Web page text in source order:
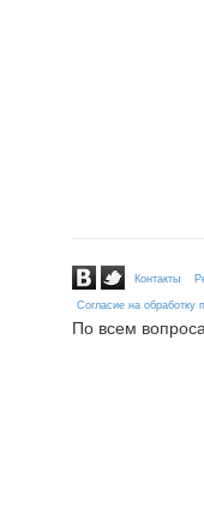
Контакты
Согласие на обработку
По всем